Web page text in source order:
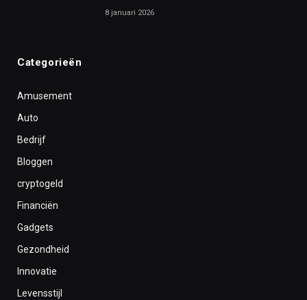
8 januari 2026
Categorieën
Amusement
Auto
Bedrijf
Bloggen
cryptogeld
Financiën
Gadgets
Gezondheid
Innovatie
Levensstijl